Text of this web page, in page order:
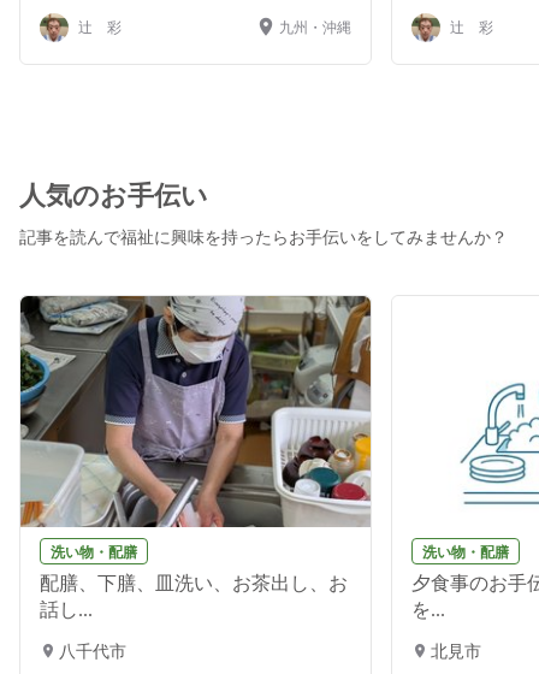
一緒にしてください。その時にまた、お話をしましょう。
辻 彩 九州・沖縄 辻 彩
人気のお手伝い
記事を読んで福祉に興味を持ったらお手伝いをしてみませんか？
洗い物・配膳
配膳、下膳、皿洗い、お茶出し、お
話し...
八千代市
洗い物・配膳
夕食事のお手
を...
北見市